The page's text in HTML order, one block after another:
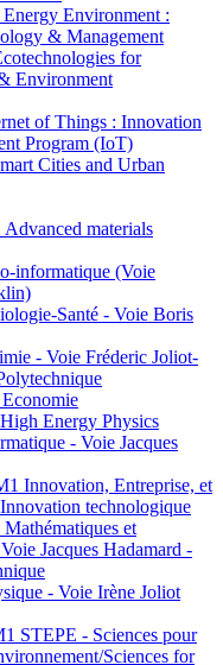
Environment :
& Management
for
Environment
of Things : Innovation
Program (IoT)
Cities and Urban
materials
informatique (Voie
Santé - Voie Boris
- Voie Fréderic Joliot-
Energy Physics
- Voie Jacques
Innovation, Entreprise, et
technologique
et
Jacques Hadamard -
- Voie Irène Joliot
STEPE - Sciences pour
Sciences for